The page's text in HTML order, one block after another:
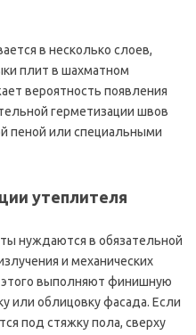
в несколько слоев,
плит в шахматном
вероятность появления
герметизации швов
пеной или специальными
утеплителя
нуждаются в обязательной
и механических
выполняют финишную
или облицовку фасада. Если
под стяжку пола, сверху